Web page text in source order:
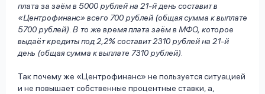
плата за заём в 5000 рублей на 21-й день составит в
«Центрофинанс» всего 700 рублей (общая сумма к выплате
5700 рублей). В то же время плата заём в МФО, которое
выдаёт кредиты под 2,2% составит 2310 рублей на 21-й
день (общая сумма к выплате 7310 рублей).
Так почему же «Центрофинанс» не пользуется ситуацией
и не повышает собственные процентные ставки, а,